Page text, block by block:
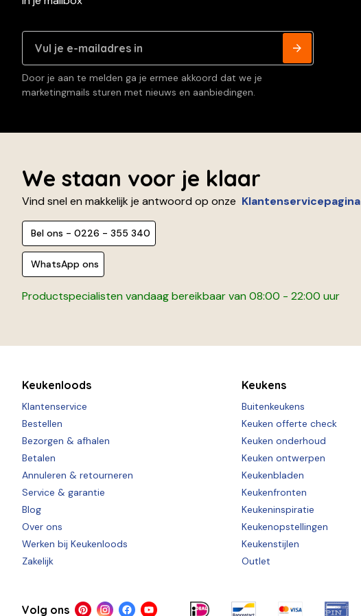
Door je aan te melden ga je ermee akkoord dat we je
marketingmails sturen met nieuws en aanbiedingen.
We staan voor je klaar
Vind snel en makkelijk je antwoord op onze Klantenservicepagina
Bel ons - 0226 - 355 340
WhatsApp ons
Productspecialisten vandaag bereikbaar van 08:00 - 22:00 uur
Keukenloods
Klantenservice
Bestellen
Bezorgen & afhalen
Betalen
Annuleren & retourneren
Service & garantie
Blog
Over ons
Werken bij Keukenloods
Zakelijk
Keukens
Buitenkeukens
Keuken offerte check
Keuken onderhoud
Keuken ontwerpen
Keukenbladen
Keukenfronten
Keukeninspiratie
Keukenopstellingen
Keukenstijlen
Outlet
Volg ons